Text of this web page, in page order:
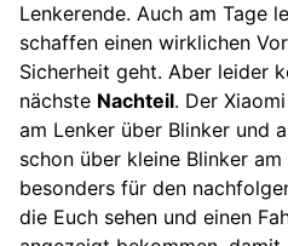
Lenkerende. Auch am Tage
schaffen einen wirklichen
Sicherheit geht. Aber leider
nächste Nachteil. Der
am Lenker über Blinker und
schon über kleine Blinker
besonders für den
die Euch sehen und einen